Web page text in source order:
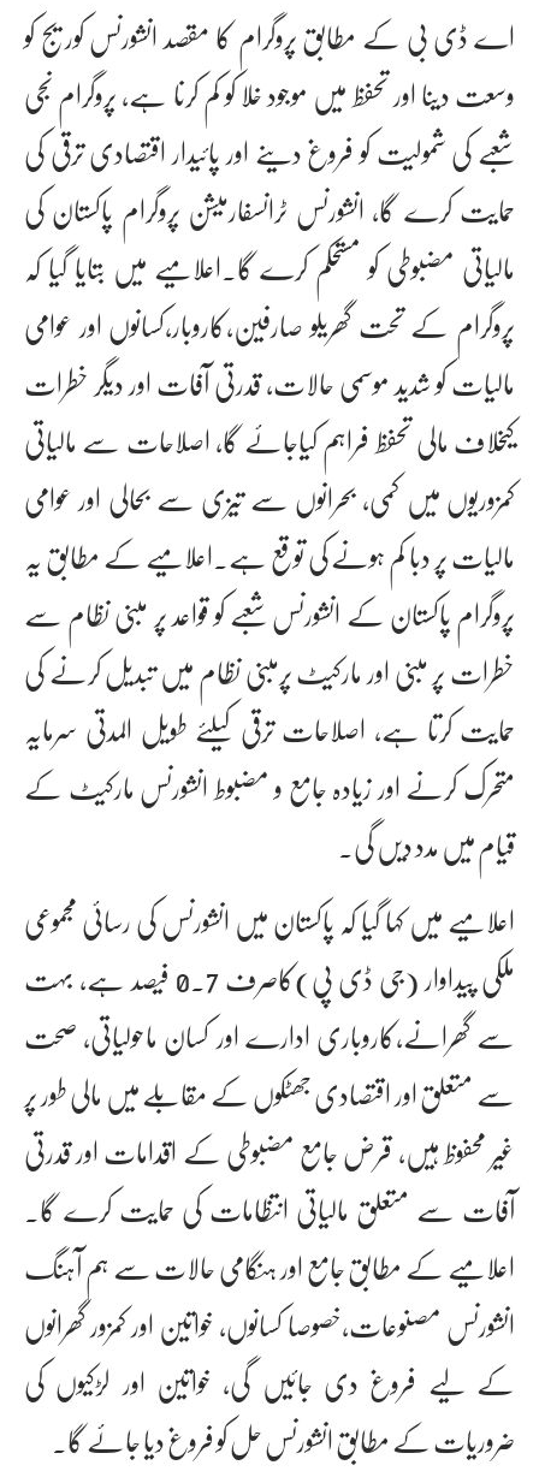
اے ڈی بی کے مطابق پروگرام کا مقصد انشورنس کوریج کو
وسعت دینا اور تحفظ میں موجود خلا کو کم کرنا ہے، پروگرام نجی
شعبے کی شمولیت کو فروغ دینے اور پائیدار اقتصادی ترقی کی
حمایت کرے گا، انشورنس ٹرانسفارمیشن پروگرام پاکستان کی
مالیاتی مضبوطی کو مستحکم کرے گا۔اعلامیے میں بتایا گیا کہ
پروگرام کے تحت گھریلو صارفین،کاروبار،کسانوں اور عوامی
مالیات کو شدید موسمی حالات، قدرتی آفات اور دیگر خطرات
کیخلاف مالی تحفظ فراہم کیاجائے گا، اصلاحات سے مالیاتی
کمزوریوں میں کمی، بحرانوں سے تیزی سے بحالی اور عوامی
مالیات پر دبا کم ہونے کی توقع ہے۔اعلامیے کے مطابق یہ
پروگرام پاکستان کے انشورنس شعبے کو قواعد پر مبنی نظام سے
خطرات پر مبنی اور مارکیٹ پرمبنی نظام میں تبدیل کرنے کی
حمایت کرتا ہے، اصلاحات ترقی کیلئے طویل المدتی سرمایہ
متحرک کرنے اور زیادہ جامع و مضبوط انشورنس مارکیٹ کے
قیام میں مدد دیں گی۔
اعلامیے میں کہا گیا کہ پاکستان میں انشورنس کی رسائی مجموعی
ملکی پیداوار (جی ڈی پی)کاصرف 0.7 فیصد ہے، بہت
سے گھرانے،کاروباری ادارے اور کسان ماحولیاتی، صحت
سے متعلق اور اقتصادی جھٹکوں کے مقابلے میں مالی طور پر
غیر محفوظ ہیں، قرض جامع مضبوطی کے اقدامات اور قدرتی
آفات سے متعلق مالیاتی انتظامات کی حمایت کرے گا۔
اعلامیے کے مطابق جامع اور ہنگامی حالات سے ہم آہنگ
انشورنس مصنوعات،خصوصا کسانوں، خواتین اور کمزور گھرانوں
کے لیے فروغ دی جائیں گی، خواتین اور لڑکیوں کی
ضروریات کے مطابق انشورنس حل کو فروغ دیا جائے گا۔